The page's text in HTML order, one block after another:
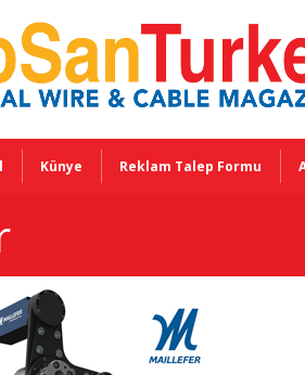
Künye Reklam Talep Formu